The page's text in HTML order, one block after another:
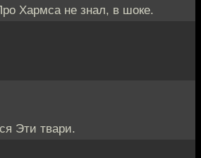
Хармса не знал, в шоке.
Эти твари.